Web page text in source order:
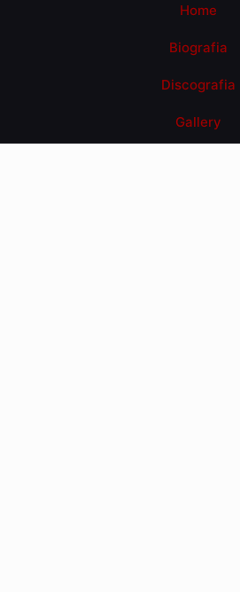
Home
Biografia
Discografia
Gallery